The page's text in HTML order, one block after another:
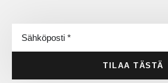
TILAA TÄSTÄ